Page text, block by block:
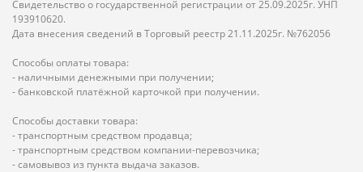
Свидетельство о государственной регистрации от 25.09.2025г. УНП
193910620.
Дата внесения сведений в Торговый реестр 21.11.2025г. №762056
Способы оплаты товара:
- наличными денежными при получении;
- банковской платёжной карточкой при получении.
Способы доставки товара:
- транспортным средством продавца;
- транспортным средством компании-перевозчика;
- самовывоз из пункта выдача заказов.